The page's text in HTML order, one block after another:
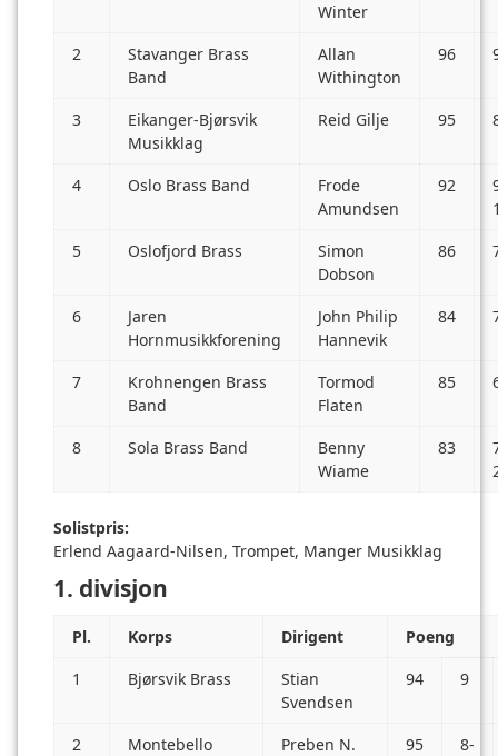
Winter
2
Stavanger Brass
Band
Allan
Withington
96
3
Eikanger-Bjørsvik
Musikklag
Reid Gilje 95
4 Oslo Brass Band
Frode
Amundsen
92
5
Oslofjord Brass
Simon
Dobson
86
6
Jaren
Hornmusikkforening
John Philip
Hannevik
84
7
Krohnengen Brass
Band
Tormod
Flaten
85
8 Sola Brass Band
Benny
Wiame
83
Solistpris:
Erlend Aagaard-Nilsen, Trompet, Manger Musikklag
1. divisjon
Pl. Korps Dirigent
Poeng
1
Bjørsvik Brass
Stian
Svendsen
94 9
2
Montebello
Preben N.
95
8-